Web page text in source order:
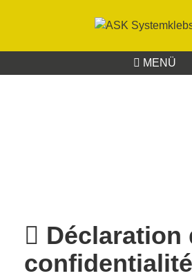
MENÜ
Déclaration
confidentialité